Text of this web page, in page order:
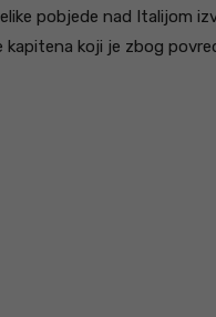
pobjede nad Italijom
koji je zbog